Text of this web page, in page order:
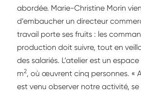
abordée. Marie-Christine Morin
d’embaucher un directeur
travail porte ses fruits : les
production doit suivre, tout en
des salariés. L’atelier est un
m2, où œuvrent cinq personnes. «
est venu observer notre activité,